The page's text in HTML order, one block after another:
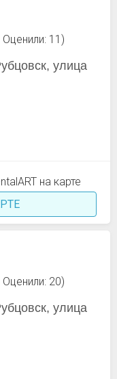
Оценили: 11)
улица
Оценили: 20)
улица